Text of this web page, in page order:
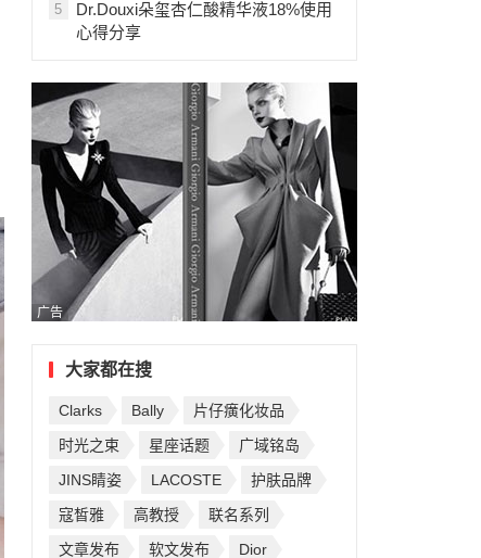
5
Dr.Douxi朵玺杏仁酸精华液18%使用
心得分享
广告
大家都在搜
Clarks Bally
片仔癀化妆品
时光之束
星座话题
广域铭岛
JINS睛姿
LACOSTE
护肤品牌
寇皙雅
高教授
联名系列
文章发布
软文发布
Dior